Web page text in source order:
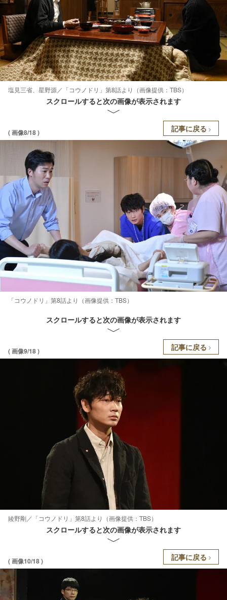
塩見三省、星野源／「コウノドリ」第8話より（画像提供：TBS）
スクロールすると次の画像が表示されます
( 画像8/18 ) 記事に戻る
「コウノドリ」第8話より（画像提供：TBS）
スクロールすると次の画像が表示されます
( 画像9/18 ) 記事に戻る
綾野剛／「コウノドリ」第8話より（画像提供：TBS）
スクロールすると次の画像が表示されます
( 画像10/18 ) 記事に戻る